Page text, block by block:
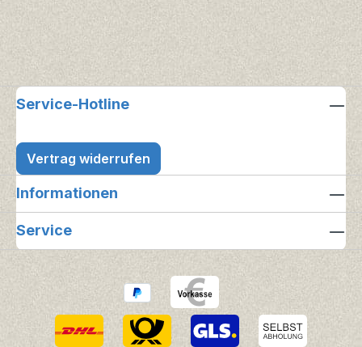
Service-Hotline
Vertrag widerrufen
Informationen
Service